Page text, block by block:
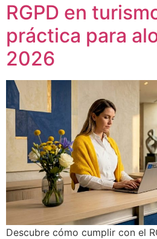
RGPD en
práctica para
2026
Descubre cómo cumplir con el